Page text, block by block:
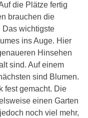
die Plätze fertig
brauchen die
Das wichtigste
ins Auge. Hier
Hinsehen
sind. Auf einem
sind Blumen.
fest gemacht. Die
einen Garten
noch viel mehr,